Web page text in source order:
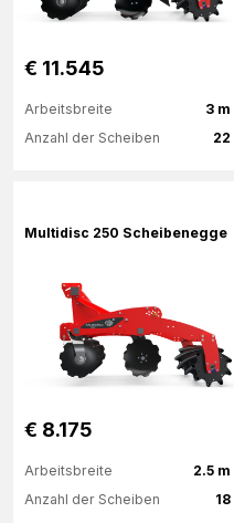
€ 11.545
3 m
Arbeitsbreite
22
Anzahl der Scheiben
Multidisc 250 Scheibenegge
€ 8.175
2.5 m
Arbeitsbreite
18
Anzahl der Scheiben